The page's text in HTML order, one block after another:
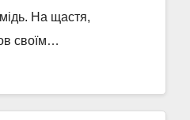
На щастя,
своїм…